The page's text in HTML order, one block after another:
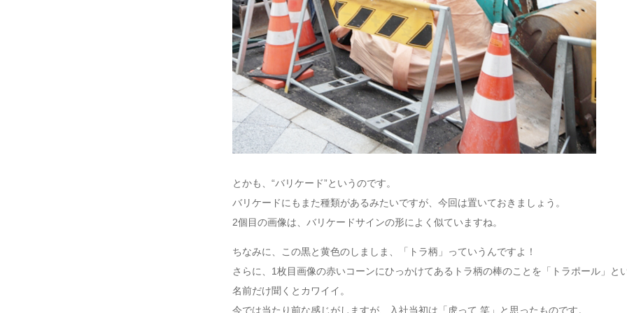
とかも、“バリケード”というのです。
バリケードにもまた種類があるみたいですが、今回は置いておきましょう。
2個目の画像は、バリケードサインの形によく似ていますね。
ちなみに、この黒と黄色のしましま、「トラ柄」っていうんですよ！
さらに、1枚目画像の赤いコーンにひっかけてあるトラ柄の棒のことを「トラポール」と
名前だけ聞くとカワイイ。
今では当たり前な感じがしますが、入社当初は「虎って 笑」と思ったものです。